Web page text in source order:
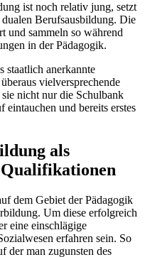
ist noch relativ jung, setzt
Berufsausbildung. Die
und sammeln so während
in der Pädagogik.
staatlich anerkannte
vielversprechende
nicht nur die Schulbank
und bereits erstes
als
dem Gebiet der Pädagogik
Um diese erfolgreich
eine einschlägige
erfahren sein. So
der man zugunsten des